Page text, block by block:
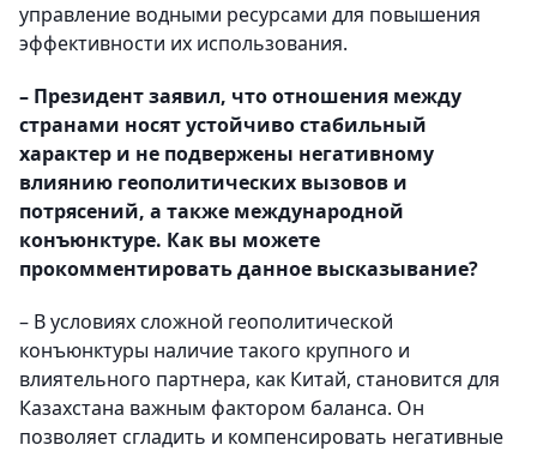
управление водными ресурсами для повышения
эффективности их использования.
– Президент заявил, что отношения между
странами носят устойчиво стабильный
характер и не подвержены негативному
влиянию геополитических вызовов и
потрясений, а также международной
конъюнктуре. Как вы можете
прокомментировать данное высказывание?
– В условиях сложной геополитической
конъюнктуры наличие такого крупного и
влиятельного партнера, как Китай, становится для
Казахстана важным фактором баланса. Он
позволяет сгладить и компенсировать негативные